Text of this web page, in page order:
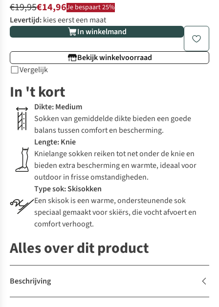
€19,95€14,96Je bespaart 25%
Levertijd:kies eerst een maat
In winkelmand
Bekijk winkelvoorraad
Vergelijk
In 't kort
Dikte: Medium
Sokken van gemiddelde dikte bieden een goede
balans tussen comfort en bescherming.
Lengte: Knie
Knielange sokken reiken tot net onder de knie en
bieden extra bescherming en warmte, ideaal voor
outdoor in frisse omstandigheden.
Type sok: Skisokken
Een skisok is een warme, ondersteunende sok
speciaal gemaakt voor skiërs, die vocht afvoert en
comfort verhoogt.
Alles over dit product
Beschrijving